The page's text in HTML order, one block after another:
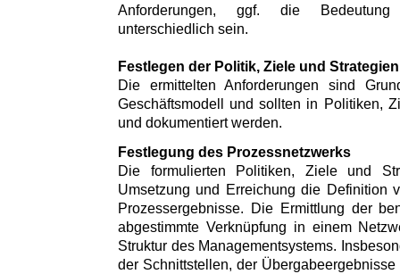
Anforderungen, ggf. die Bedeutung
unterschiedlich sein.
Festlegen der Politik, Ziele und Strategien
Die ermittelten Anforderungen sind
Geschäftsmodell und sollten in Politiken,
und dokumentiert werden.
Festlegung des Prozessnetzwerks
Die formulierten Politiken, Ziele und
Umsetzung und Erreichung die Definition
Prozessergebnisse. Die Ermittlung der
abgestimmte Verknüpfung in einem
Struktur des Managementsystems.
der Schnittstellen, der